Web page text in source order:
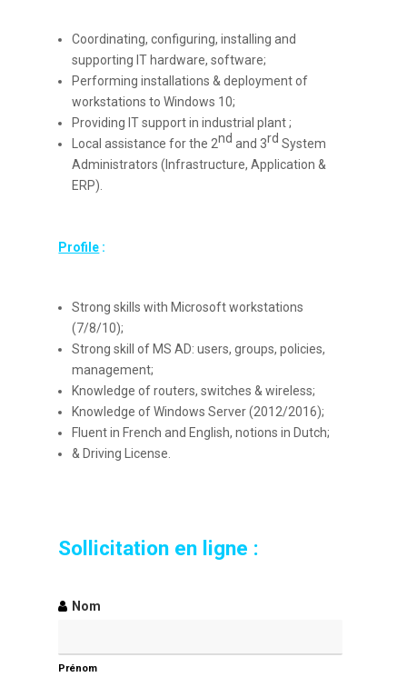
Coordinating, configuring, installing and
supporting IT hardware, software;
Performing installations & deployment of
workstations to Windows 10;
Providing IT support in industrial plant ;
Local assistance for the 2nd and 3rd System
Administrators (Infrastructure, Application &
ERP).
Profile :
Strong skills with Microsoft workstations
(7/8/10);
Strong skill of MS AD: users, groups, policies,
management;
Knowledge of routers, switches & wireless;
Knowledge of Windows Server (2012/2016);
Fluent in French and English, notions in Dutch;
& Driving License.
Sollicitation en ligne :
Email
Nom
Prénom